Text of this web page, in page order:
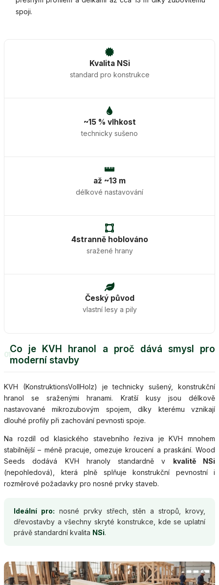
spoji.
Kvalita NSi
standard pro konstrukce
~15 % vlhkost
technicky sušeno
až ~13 m
délkové nastavování
4stranně hoblováno
sražené hrany
Český původ
vlastní lesy a pily
01Co je KVH hranol a proč dává smysl pro
moderní stavby
KVH (KonstruktionsVollHolz) je technicky sušený, konstrukční
hranol se sraženými hranami. Kratší kusy jsou délkově
nastavované mikrozubovým spojem, díky kterému vznikají
dlouhé profily při zachování pevnosti spoje.
Na rozdíl od klasického stavebního řeziva je KVH mnohem
stabilnější – méně pracuje, omezuje kroucení a praskání. Wood
Seeds dodává KVH hranoly standardně v kvalitě NSi
(nepohledová), která plně splňuje konstrukční pevnostní i
rozměrové požadavky pro nosné prvky staveb.
Ideální pro: nosné prvky střech, stěn a stropů, krovy,
dřevostavby a všechny skryté konstrukce, kde se uplatní
právě standardní kvalita NSi.